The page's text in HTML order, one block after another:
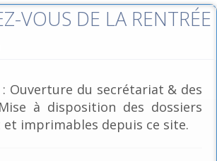
VOUS DE LA RENTRÉE
: Ouverture du secrétariat & des
à disposition des dossiers
imprimables depuis ce site.